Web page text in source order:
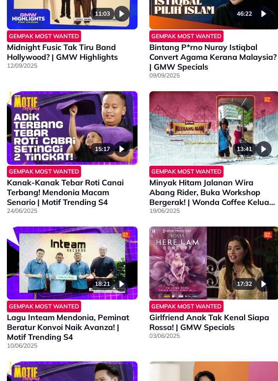
11:03
GEMPAK MOST WANTED
Midnight Fusic Tak Tiru Band
Hollywood? | GMW Highlights
12/09/2025
46:22
GEMPAK MOST WANTED
Bintang P*rno Nuray Istiqbal
Convert Agama Kerana Malaysia?
| GMW Specials
09/09/2025
15:17
GEMPAK MOST WANTED
Kanak-Kanak Tebar Roti Canai
Terbang! Mendonia Macam
Senario | Motif Trending S4
24/06/2025
13:41
GEMPAK MOST WANTED
Minyak Hitam Jalanan Wira
Abang Rider, Buka Workshop
Bergerak! | Wonda Coffee Keluang
Man of The Month
19/06/2025
18:21
GEMPAK MOST WANTED
Lagu Inteam Mendonia, Peminat
Beratur Konvoi Naik Avanza! |
Motif Trending S4
10/06/2025
17:32
GEMPAK MOST WANTED
Girlfriend Anak Tak Kenal Siapa
Rossa! | GMW Specials
03/06/2025